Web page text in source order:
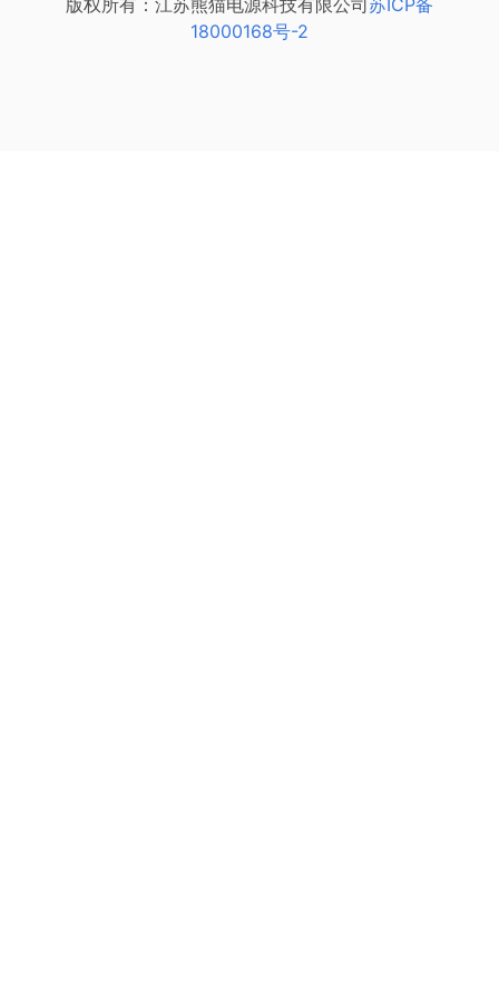
版权所有：江苏熊猫电源科技有限公司 苏ICP备
18000168号-2